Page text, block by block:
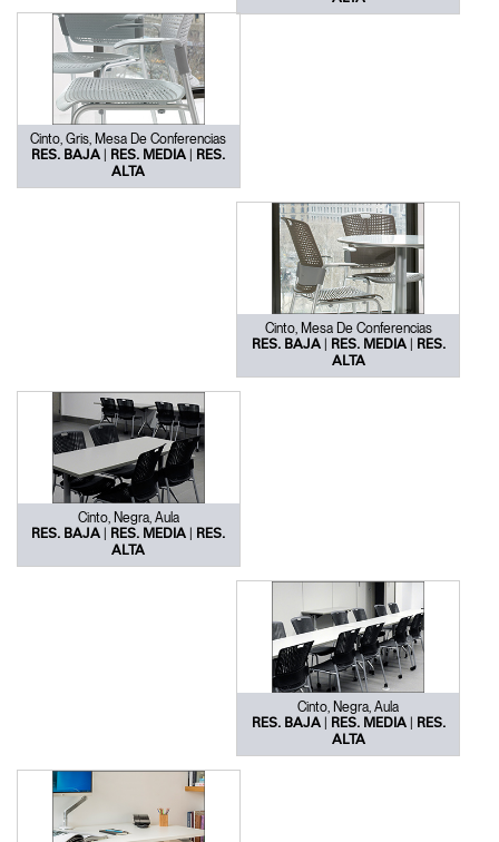
Seleccione su ubicación
SIGN IN WITH SSO
¿Ha olvidado su
contraseña?
España
Select
Region
Crear una cuenta
REGISTRO
¿Tiene un código de
referencia?
Cinto, Gris, Mesa De Conferencias
RES. BAJA | RES. MEDIA | RES.
ALTA
Cinto, Mesa De Conferencias
RES. BAJA | RES. MEDIA | RES.
ALTA
Cinto, Negra, Aula
RES. BAJA | RES. MEDIA | RES.
ALTA
Cinto, Negra, Aula
RES. BAJA | RES. MEDIA | RES.
ALTA